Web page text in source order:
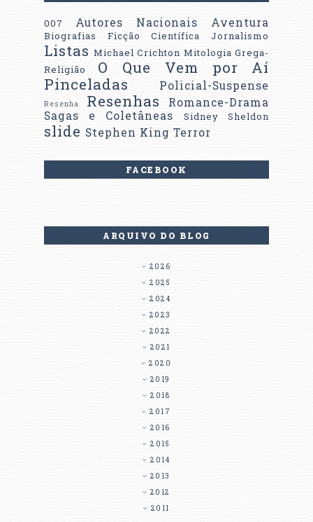
007 Autores Nacionais Aventura
Biografias Ficção Científica Jornalismo
Listas Michael Crichton Mitologia Grega-
Religião
O Que Vem por Aí
Pinceladas
Policial-Suspense
Resenha Resenhas
Romance-Drama
Sagas e Coletâneas
Sidney Sheldon
slide Stephen King Terror
FACEBOOK
ARQUIVO DO BLOG
2026
2025
2024
2023
2022
2021
2020
2019
2018
2017
2016
2015
2014
2013
2012
2011